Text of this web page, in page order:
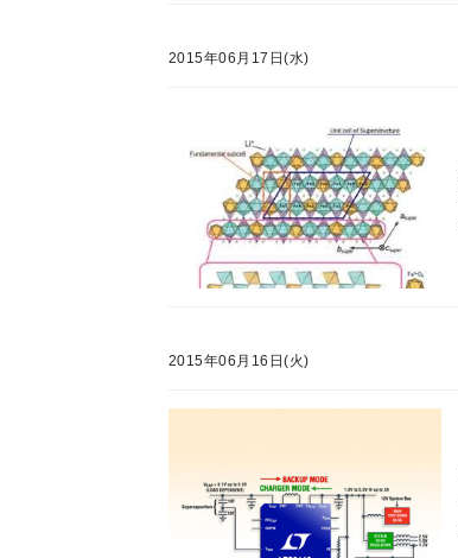
2015年06月17日(水)
2015年06月16日(火)